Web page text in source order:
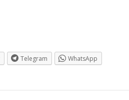
Telegram WhatsApp